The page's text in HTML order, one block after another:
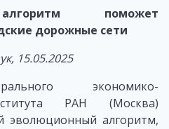
поможет
дорожные сети
15.05.2025
экономико-
РАН (Москва)
эволюционный алгоритм,